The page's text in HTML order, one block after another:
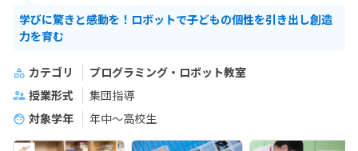
学びに驚きと感動を！ロボットで子どもの個性を引き出し創造
力を育む
カテゴリ
プログラミング・ロボット教室
授業形式
集団指導
対象学年
年中～高校生